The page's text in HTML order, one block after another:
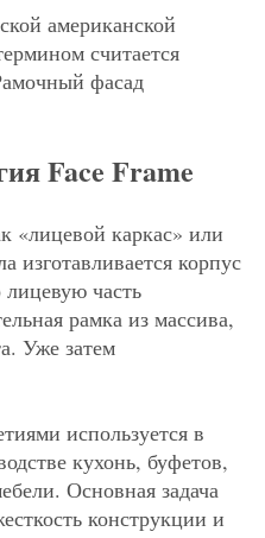
американской
считается
фасад
Face Frame
«лицевой каркас» или
изготавливается корпус
часть
рамка из массива,
Уже затем
используется в
кухонь, буфетов,
Основная задача
конструкции и